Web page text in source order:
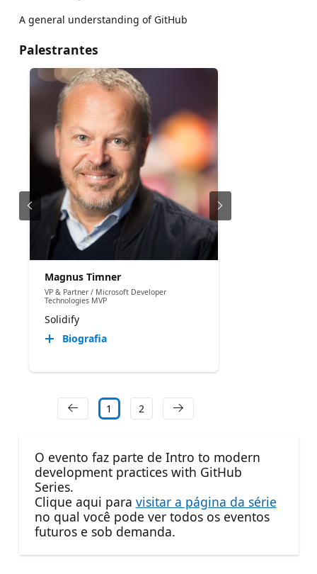
A general understanding of GitHub
Palestrantes
Magnus Timner
VP & Partner / Microsoft Developer
Technologies MVP
Solidify
Biografia
1 2
O evento faz parte de Intro to modern
development practices with GitHub
Series.
Clique aqui para visitar a página da série
no qual você pode ver todos os eventos
futuros e sob demanda.